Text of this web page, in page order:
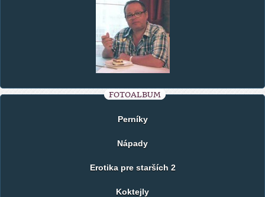
FOTOALBUM
Perníky
Nápady
Erotika pre starších 2
Koktejly